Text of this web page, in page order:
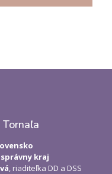
kraj
, riaditeľka DD a DSS